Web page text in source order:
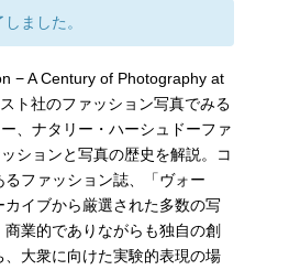
ました。
− A Century of Photography at
ト社のファッション写真でみる
、ナタリー・ハーシュドーファ
ションと写真の歴史を解説。コ
るファッション誌、「ヴォー
イブから厳選された多数の写
業的でありながらも独自の創
大衆に向けた実験的表現の場